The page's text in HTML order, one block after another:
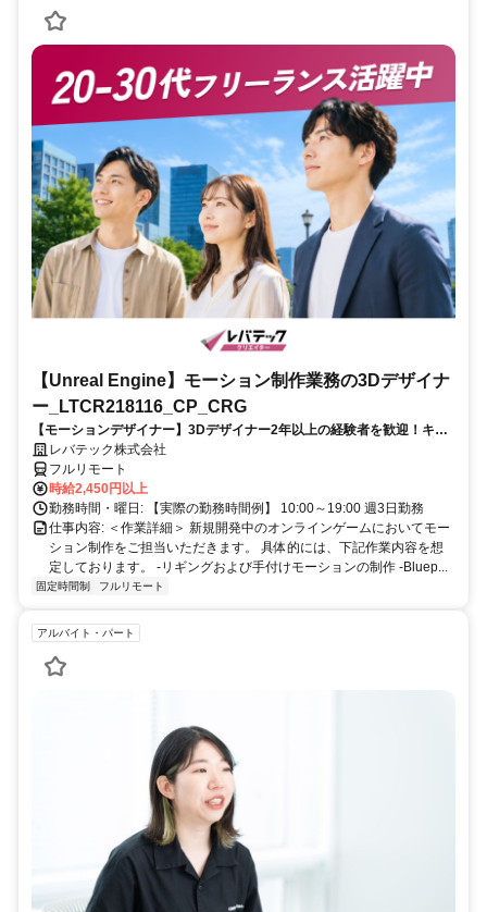
【Unreal Engine】モーション制作業務の3Dデザイナ
ー_LTCR218116_CP_CRG
【モーションデザイナー】3Dデザイナー2年以上の経験者を歓迎！キャ
リアアップを目指したい方も大歓迎♪
レバテック株式会社
フルリモート
時給2,450円以上
勤務時間・曜日: 【実際の勤務時間例】 10:00～19:00 週3日勤務
仕事内容: ＜作業詳細＞ 新規開発中のオンラインゲームにおいてモー
ション制作をご担当いただきます。 具体的には、下記作業内容を想
定しております。 -リギングおよび手付けモーションの制作 -Bluep...
固定時間制 フルリモート
アルバイト・パート